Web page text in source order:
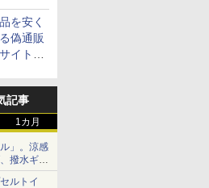
を安く
偽通販
イト名
記事
1カ月
」。涼感
撥水ギア
ルトイ